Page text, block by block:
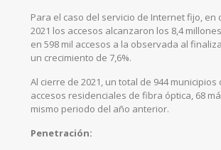
Para el caso del servicio de Internet fijo, en
2021 los accesos alcanzaron los 8,4
en 598 mil accesos a la observada al
un crecimiento de 7,6%.
Al cierre de 2021, un total de 944 municipios
accesos residenciales de fibra óptica, 68
mismo periodo del año anterior.
Penetración: